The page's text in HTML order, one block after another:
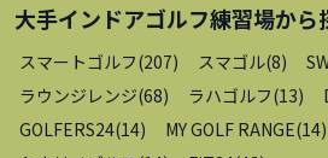
大手インドアゴルフ練習場から
スマートゴルフ(207) スマゴル(8)
ラウンジレンジ(68) ラハゴルフ(13)
GOLFERS24(14) MY GOLF RANGE(14)